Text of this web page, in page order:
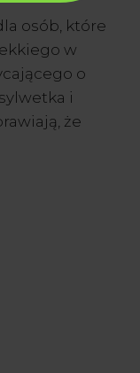
osób, które
w
o
i
że